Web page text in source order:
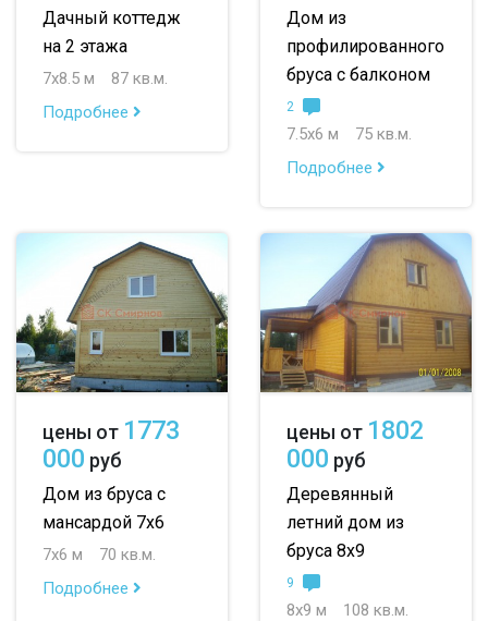
Дачный коттедж
на 2 этажа
7х8.5 м
87 кв.м.
Подробнее
Дом из
профилированного
бруса с балконом
2
7.5х6 м
75 кв.м.
Подробнее
цены от 1773
000 руб
Дом из бруса с
мансардой 7х6
7х6 м
70 кв.м.
Подробнее
цены от 1802
000 руб
Деревянный
летний дом из
бруса 8х9
9
8х9 м
108 кв.м.